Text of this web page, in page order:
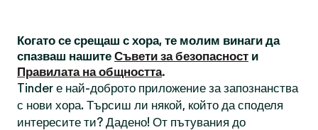
Когато се срещаш с хора, те молим винаги да
спазваш нашите Съвети за безопасност и
Правилата на общността.
Tinder е най-доброто приложение за запознанства
с нови хора. Търсиш ли някой, който да споделя
интересите ти? Дадено! От пътувания до